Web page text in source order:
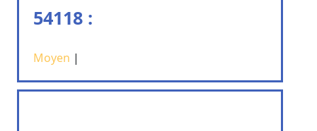
54118 :
Moyen |